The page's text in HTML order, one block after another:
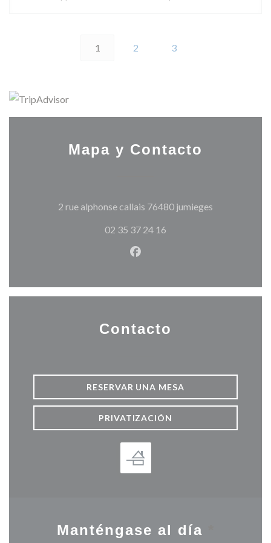
1 2 3
Mapa y Contacto
2 rue alphonse callais 76480 jumieges
02 35 37 24 16
Facebook ((abre en una
Contacto
RESERVAR UNA MESA
PRIVATIZACIÓN
Manténgase al día